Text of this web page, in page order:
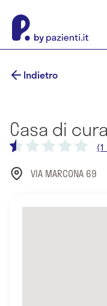
Indietro
Casa di
VIA MARCONA 69